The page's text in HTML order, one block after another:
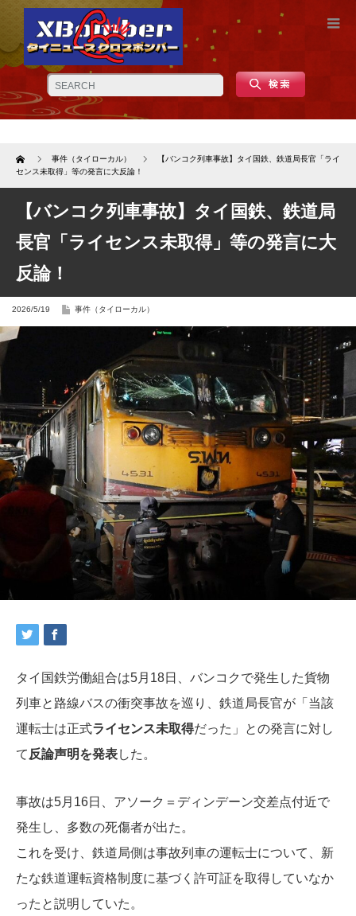
Home 事件（タイローカル）
【バンコク列車事故】タイ国鉄、鉄道局長官「ライ
センス未取得」等の発言に大反論！
【バンコク列車事故】タイ国鉄、鉄道局
長官「ライセンス未取得」等の発言に大
反論！
2026/5/19 事件（タイローカル）
タイ国鉄労働組合は5月18日、バンコクで発生した貨物
列車と路線バスの衝突事故を巡り、鉄道局長官が「当該
運転士は正式ライセンス未取得だった」との発言に対し
て 反論声明を発表した。
事故は5月16日、アソーク＝ディンデーン交差点付近で
発生し、多数の死傷者が出た。
これを受け、鉄道局側は事故列車の運転士について、新
たな鉄道運転資格制度に基づく許可証を取得していなか
ったと説明していた。